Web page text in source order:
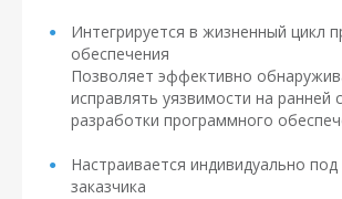
Интегрируется в жизненный цикл
обеспечения
Позволяет эффективно
исправлять уязвимости на ранней
разработки программного
Настраивается индивидуально
заказчика